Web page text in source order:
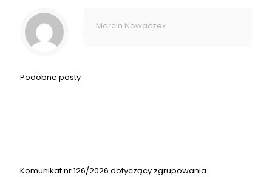
Marcin Nowaczek
Podobne posty
Komunikat nr 126/2026 dotyczący zgrupowania